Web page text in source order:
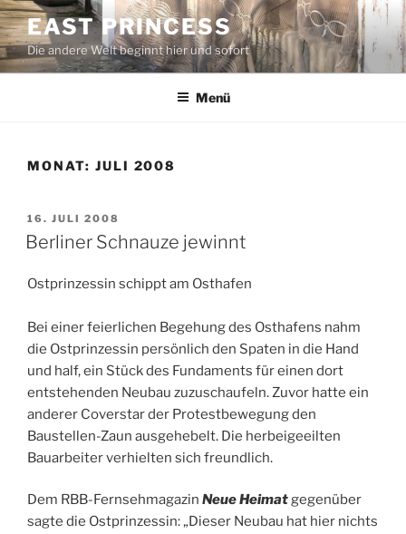
Zum
Inhalt
springen
EAST PRINCESS
Die andere Welt beginnt hier und sofort
Menü
MONAT: JULI 2008
VERÖFFENTLICHT
AM
16. JULI 2008
Berliner Schnauze jewinnt
Ostprinzessin schippt am Osthafen
Bei einer feierlichen Begehung des Osthafens nahm
die Ostprinzessin persönlich den Spaten in die Hand
und half, ein Stück des Fundaments für einen dort
entstehenden Neubau zuzuschaufeln. Zuvor hatte ein
anderer Coverstar der Protestbewegung den
Baustellen-Zaun ausgehebelt. Die herbeigeeilten
Bauarbeiter verhielten sich freundlich.
Dem RBB-Fernsehmagazin Neue Heimatgegenüber
sagte die Ostprinzessin: „Dieser Neubau hat hier nichts